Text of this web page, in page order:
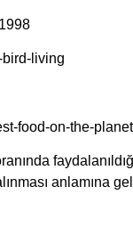
living
food-on-the-planet
anlamına